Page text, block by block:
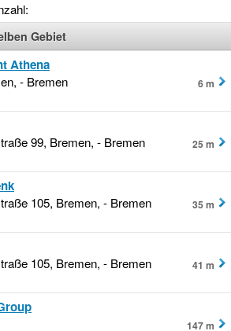
:
Gebiet
Athena
- Bremen
6 m
99, Bremen, - Bremen
25 m
105, Bremen, - Bremen
35 m
105, Bremen, - Bremen
41 m
147 m